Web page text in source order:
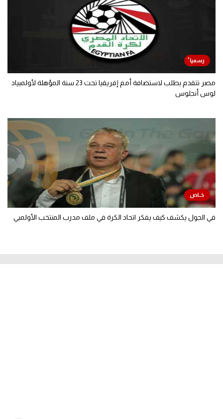
مصر تتقدم بطلب لاستضافة أمم إفريقيا تحت 23 سنة المؤهلة لأولمبياد
لوس أنجلوس
في الجول يكشف كيف يفكر اتحاد الكرة في ملف مدرب المنتخب الأولمبي